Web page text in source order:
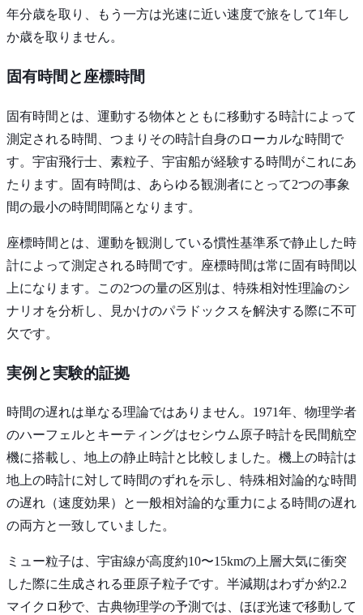
年分歳を取り、もう一方は光速に近い速度で旅をして1年し
か歳を取りません。
固有時間と座標時間
固有時間とは、運動する物体とともに移動する時計によって
測定される時間、つまりその時計自身のローカルな時間で
す。宇宙飛行士、素粒子、宇宙船が経験する時間がこれにあ
たります。固有時間は、あらゆる観測者にとって2つの事象
間の最小の時間間隔となります。
座標時間とは、運動を観測している慣性基準系で静止した時
計によって測定される時間です。座標時間は常に固有時間以
上になります。この2つの量の区別は、特殊相対性理論のシ
ナリオを分析し、見かけのパラドックスを解決する際に不可
欠です。
実例と実験的証拠
時間の遅れは単なる理論ではありません。1971年、物理学者
のハーフェルとキーティングはセシウム原子時計を民間航空
機に搭載し、地上の静止時計と比較しました。機上の時計は
地上の時計に対して時間のずれを示し、特殊相対論的な時間
の遅れ（速度効果）と一般相対論的な重力による時間の遅れ
の両方と一致していました。
ミュー粒子は、宇宙線が高度約10〜15kmの上層大気に衝突
した際に生成される亜原子粒子です。半減期はわずか約2.2
マイクロ秒で、古典物理学の予測では、ほぼ光速で移動して